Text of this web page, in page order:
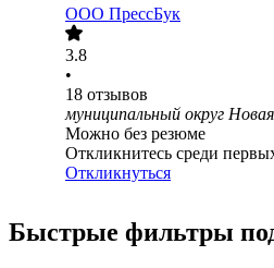
ООО ПрессБук
3.8
•
18 отзывов
муниципальный округ
Можно без резюме
Откликнитесь среди
Откликнуться
Быстрые фильтры